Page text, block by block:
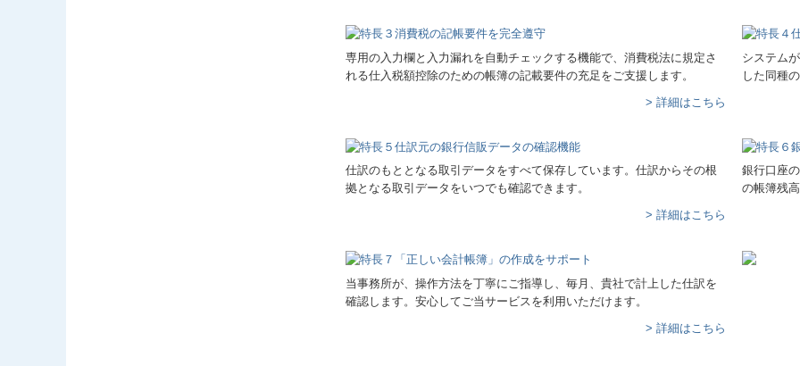
専用の入力欄と入力漏れを自動チェックする機能で、消費税法に規定さ
れる仕入税額控除のための帳簿の記載要件の充足をご支援します。
> 詳細はこちら
システム
した同種
仕訳のもととなる取引データをすべて保存しています。仕訳からその根
拠となる取引データをいつでも確認できます。
> 詳細はこちら
銀行口座
の帳簿残
当事務所が、操作方法を丁寧にご指導し、毎月、貴社で計上した仕訳を
確認します。安心してご当サービスを利用いただけます。
> 詳細はこちら